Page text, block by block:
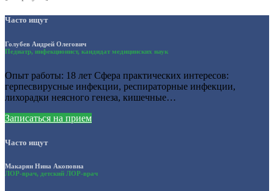
Часто ищут
Голубев Андрей Олегович
Педиатр, инфекционист, кандидат медицинских наук
Опыт работы: 18 лет Сфера практических интересов:
герпесвирусные инфекции, респираторные инфекции,
лихорадки неясного генеза, кишечные…
Записаться на прием
Часто ищут
Макарян Нина Акоповна
ЛОР-врач, детский ЛОР-врач